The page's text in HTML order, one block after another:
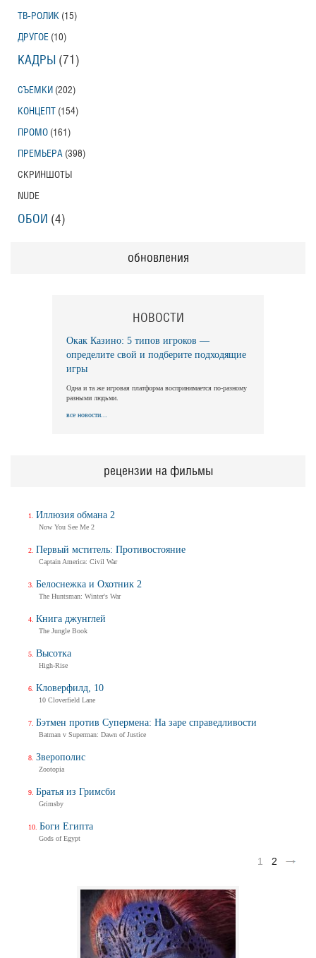
1 2
ТВ-РОЛИК (15)
ДРУГОЕ (10)
КАДРЫ (71)
СЪЕМКИ (202)
КОНЦЕПТ (154)
ПРОМО (161)
ПРЕМЬЕРА (398)
СКРИНШОТЫ
NUDE
ОБОИ (4)
обновления
НОВОСТИ
Окак Казино: 5 типов игроков —
определите свой и подберите подходящие
игры
Одна и та же игровая платформа воспринимается по-разному
разными людьми.
все новости...
рецензии на фильмы
Иллюзия обмана 2
Now You See Me 2
Первый мститель: Противостояние
Captain America: Civil War
Белоснежка и Охотник 2
The Huntsman: Winter's War
Книга джунглей
The Jungle Book
Высотка
High-Rise
Кловерфилд, 10
10 Cloverfield Lane
Бэтмен против Супермена: На заре справедливости
Batman v Superman: Dawn of Justice
Зверополис
Zootopia
Братья из Гримсби
Grimsby
Боги Египта
Gods of Egypt